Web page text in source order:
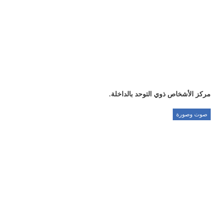
مركز الأشخاص ذوي التوحد بالداخلة.
صوت وصورة